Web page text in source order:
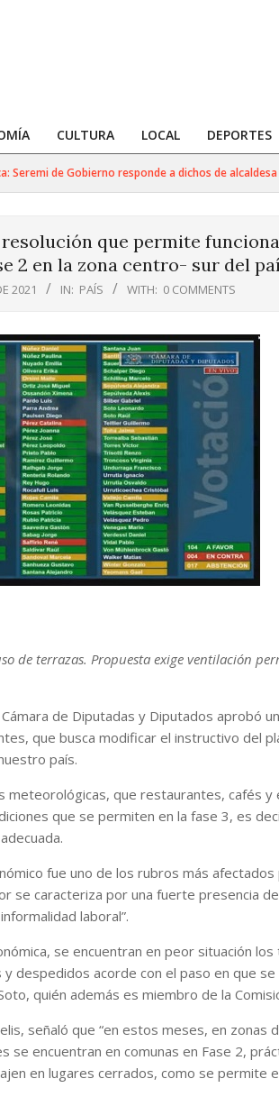
CULTURA LOCAL DEPORTES
de Gobierno responde a dichos de alcaldesa
que permite
2 en la zona centro- sur del
2021 IN: PAÍS WITH: 0 COMMENTS
de terrazas. Propuesta exige ventilación
de Diputadas y Diputados aprobó
que busca modificar el instructivo del
país.
meteorológicas, que restaurantes, cafés y
que se permiten en la fase 3, es
fue uno de los rubros más
se caracteriza por una fuerte presencia
laboral”.
se encuentran en peor situación
despedidos acorde con el paso en que se
quién además es miembro de la
señaló que “en estos meses, en zonas
se encuentran en comunas en Fase 2,
en lugares cerrados, como se permite